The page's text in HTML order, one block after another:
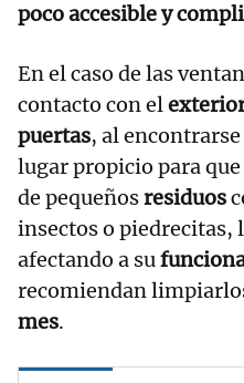
poco accesible y
En el caso de las
contacto con el
puertas, al encontrarse
lugar propicio para
de pequeñosresiduos
insectos o piedrecitas,
afectando a su
recomiendan
mes.